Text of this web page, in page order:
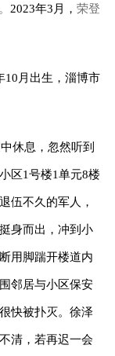
2023年3月， 荣登
10月出生，淄博市
休息，忽然听到
区1号楼1单元8楼
伍不久的军人，
身而出，冲到小
用脚踹开楼道内
邻居与小区保安
快被扑灭。徐泽
清，若再迟一会